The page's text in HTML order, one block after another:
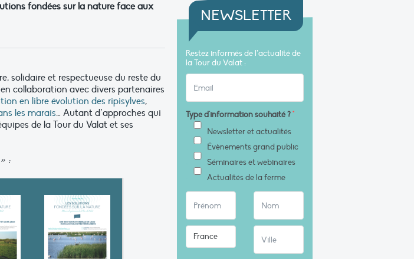
fondées sur la nature face aux
solidaire et respectueuse du reste du
collaboration avec divers partenaires
en libre évolution des ripisylves,
les marais… Autant d’approches qui
de la Tour du Valat et ses
:
NEWSLETTER
Restez informés de l’actualité de
la Tour du Valat :
Type d'information souhaité ?*
Newsletter et actualités
Évènements grand public
Séminaires et webinaires
Actualités de la ferme